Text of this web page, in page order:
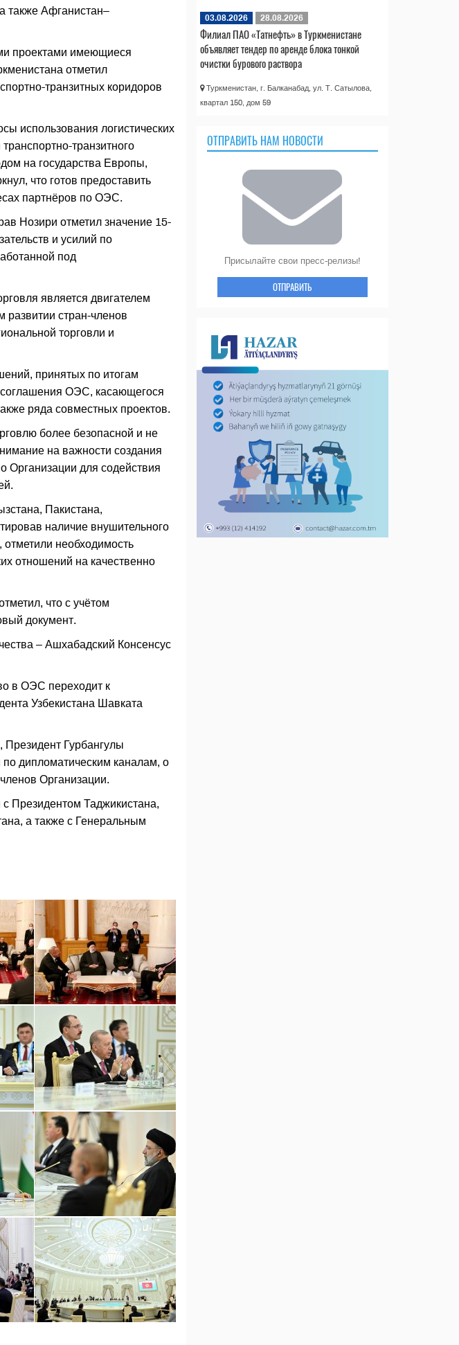
также Афганистан–
проектами имеющиеся
отметил
транзитных коридоров
использования логистических
транзитного
на государства Европы,
что готов предоставить
партнёров по ОЭС.
Нозири отметил значение 15-
и усилий по
под
является двигателем
развитии стран-членов
торговли и
принятых по итогам
соглашения ОЭС, касающегося
ряда совместных проектов.
более безопасной и не
на важности создания
Организации для содействия
Пакистана,
наличие внушительного
необходимость
отношений на качественно
что с учётом
документ.
– Ашхабадский Консенсус
в ОЭС переходит к
Узбекистана Шавката
Гурбангулы
дипломатическим каналам, о
Организации.
Президентом Таджикистана,
а также с Генеральным
03.08.2026 28.08.2026
Филиал ПАО «Татнефть» в Туркменистане
объявляет тендер по аренде блока тонкой
очистки бурового раствора
Туркменистан, г. Балканабад, ул. Т. Сатылова,
квартал 150, дом 59
ОТПРАВИТЬ НАМ НОВОСТИ
Присылайте свои пресс-релизы!
ОТПРАВИТЬ